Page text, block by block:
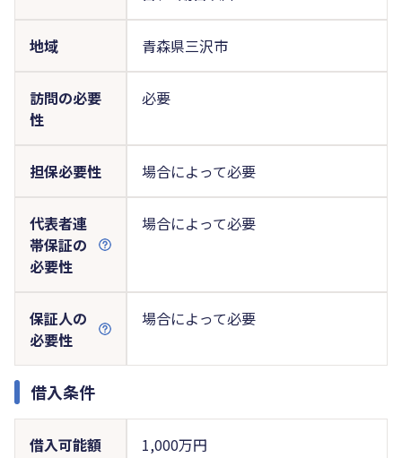
地域 青森県三沢市
訪問の必要
性
必要
担保必要性 場合によって必要
代表者連
帯保証の
必要性
場合によって必要
保証人の
必要性
場合によって必要
借入条件
借入可能額
1,000万円